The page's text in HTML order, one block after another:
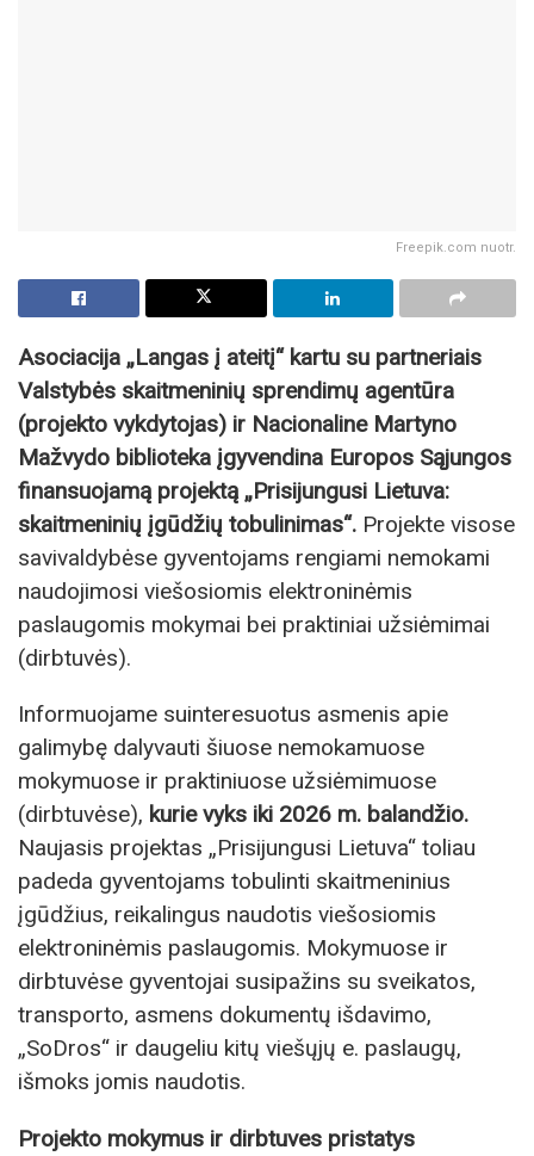
Freepik.com nuotr.
Asociacija „Langas į ateitį“ kartu su partneriais
Valstybės skaitmeninių sprendimų agentūra
(projekto vykdytojas) ir Nacionaline Martyno
Mažvydo biblioteka įgyvendina Europos Sąjungos
finansuojamą projektą „Prisijungusi Lietuva:
skaitmeninių įgūdžių tobulinimas“. Projekte visose
savivaldybėse gyventojams rengiami nemokami
naudojimosi viešosiomis elektroninėmis
paslaugomis mokymai bei praktiniai užsiėmimai
(dirbtuvės).
Informuojame suinteresuotus asmenis apie
galimybę dalyvauti šiuose nemokamuose
mokymuose ir praktiniuose užsiėmimuose
(dirbtuvėse), kurie vyks iki 2026 m. balandžio.
Naujasis projektas „Prisijungusi Lietuva“ toliau
padeda gyventojams tobulinti skaitmeninius
įgūdžius, reikalingus naudotis viešosiomis
elektroninėmis paslaugomis. Mokymuose ir
dirbtuvėse gyventojai susipažins su sveikatos,
transporto, asmens dokumentų išdavimo,
„SoDros“ ir daugeliu kitų viešųjų e. paslaugų,
išmoks jomis naudotis.
Projekto mokymus ir dirbtuves pristatys